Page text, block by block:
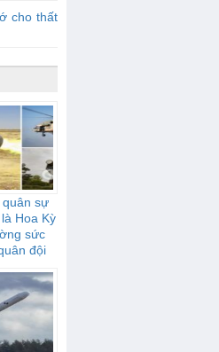
cho thất
quân sự
Hoa Kỳ
sức
đội
và trực
17